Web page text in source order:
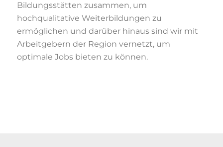
Bildungsstätten zusammen, um
hochqualitative Weiterbildungen zu
ermöglichen und darüber hinaus sind wir mit
Arbeitgebern der Region vernetzt, um
optimale Jobs bieten zu können.